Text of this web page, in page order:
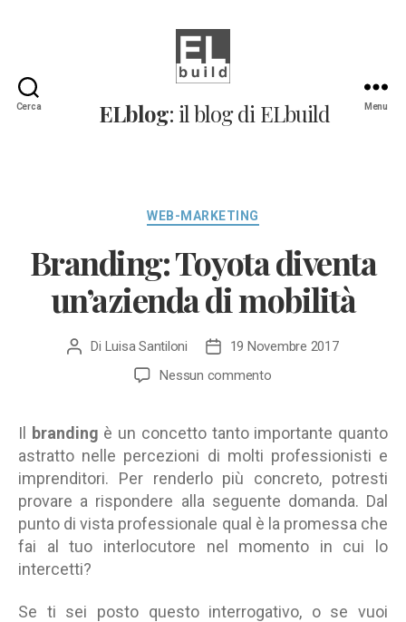
Cerca
Il
blog
ELblog: il blog di ELbuild Menu
Categorie
WEB-MARKETING
Branding: Toyota diventa
un’azienda di mobilità
Autore
Di Luisa Santiloni
Data19 Novembre 2017
Nessun commentosu
diventa
un’azienda
di
mobilità
Il branding è un concetto tanto importante quanto
astratto nelle percezioni di molti professionisti e
imprenditori. Per renderlo più concreto, potresti
provare a rispondere alla seguente domanda. Dal
punto di vista professionale qual è la promessa che
fai al tuo interlocutore nel momento in cui lo
intercetti?
Se ti sei posto questo interrogativo, o se vuoi